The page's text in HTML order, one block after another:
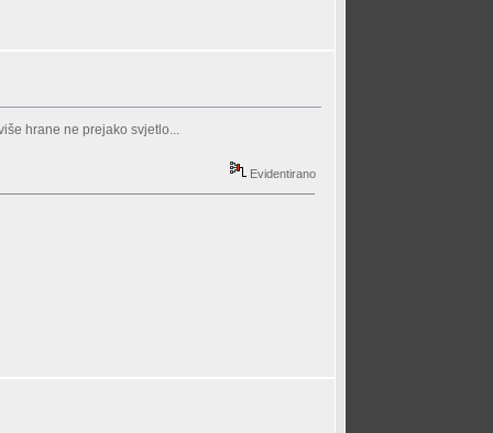
hrane ne prejako svjetlo...
Evidentirano